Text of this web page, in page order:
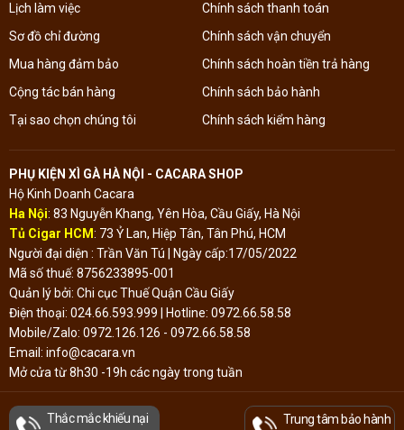
Lịch làm việc
Sơ đồ chỉ đường
Mua hàng đảm bảo
Cộng tác bán hàng
Tại sao chọn chúng tôi
Chính sách thanh toán
Chính sách vận chuyển
Chính sách hoàn tiền trả hàng
Chính sách bảo hành
Chính sách kiểm hàng
PHỤ KIỆN XÌ GÀ HÀ NỘI - CACARA SHOP
Hộ Kinh Doanh Cacara
Ha Nội: 83 Nguyễn Khang, Yên Hòa, Cầu Giấy, Hà Nội
Tủ Cigar HCM: 73 Ỷ Lan, Hiệp Tân, Tân Phú, HCM
Người đại diện : Trần Văn Tú | Ngày cấp:17/05/2022
Mã số thuế: 8756233895-001
Quản lý bởi: Chi cục Thuế Quận Cầu Giấy
Điện thoại: 024.66.593.999 | Hotline: 0972.66.58.58
Mobile/Zalo: 0972.126.126 - 0972.66.58.58
Email: info@cacara.vn
Mở cửa từ 8h30 -19h các ngày trong tuần
Thắc mắc khiếu nại Trung tâm bảo hành
Đã thông báo Bộ